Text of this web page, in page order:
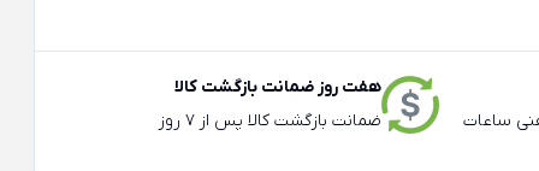
و تلفنی ساعات
هفت روز ضمانت بازگشت کالا
ضمانت بازگشت کالا پس از 7 روز